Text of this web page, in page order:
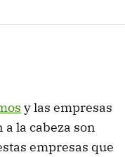
y las empresas
la cabeza son
empresas que